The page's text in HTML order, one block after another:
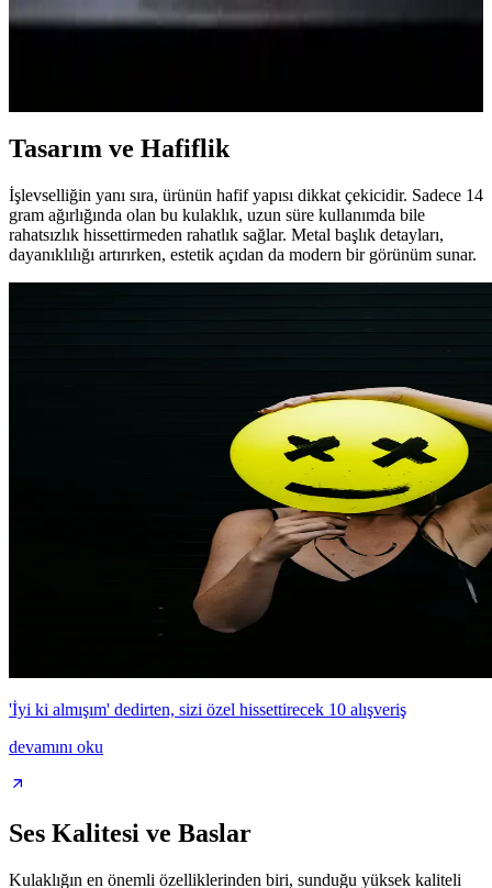
ROG Kithara x Hifiman, planar manyetik sürücülerle oyun ve
Tasarım ve Hafiflik
İşlevselliğin yanı sıra, ürünün hafif yapısı dikkat çekicidir. Sadece 14
gram ağırlığında olan bu kulaklık, uzun süre kullanımda bile
rahatsızlık hissettirmeden rahatlık sağlar. Metal başlık detayları,
dayanıklılığı artırırken, estetik açıdan da modern bir görünüm sunar.
'İyi ki almışım' dedirten, sizi özel hissettirecek 10 alışveriş
devamını oku
Ses Kalitesi ve Baslar
Kulaklığın en önemli özelliklerinden biri, sunduğu yüksek kaliteli